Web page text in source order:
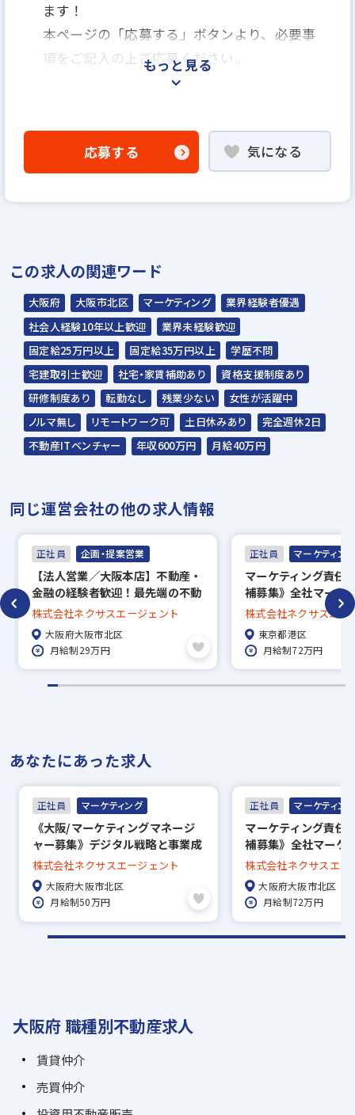
ます！
本ページの「応募する」ボタンより、必要事
項をご記入の上ご応募ください。
「応募する」よりエントリー
WEB応募書類による書類選考
▼
内定
☆入社時期は相談に応じます。現在、在職中
の方も積極的にご応募ください。
☆応募の秘密は厳守いたします。
もっと見る
応募する 気になる
この求人の関連ワード
大阪府 大阪市北区 マーケティング
業界経験者優遇
社会人経験10年以上歓迎
業界未経験歓迎
固定給25万円以上
固定給35万円以上
学歴不問
宅建取引士歓迎
社宅・家賃補助あり
資格支援制度あり
研修制度あり
転勤なし 残業少ない
女性が活躍中
ノルマ無し
リモートワーク可 土日休みあり
完全週休2日
不動産ITベンチャー
年収600万円 月給40万円
同じ運営会社の他の求人情報
正社員 企画・提案営業
【法⼈営業／⼤阪本店】不動産‧
⾦融の経験者歓迎！最先端の不動
産DXシステムを武器に市場を動
かす営業職
株式会社ネクサスエージェント
大阪府大阪市北区
月給制29万円
正社員 マーケティング
マーケティング責任
補募集》全社マーケ
統括/上流戦略と組
年で売上⾼200億円超
株式会社ネクサスエー
東京都港区
月給制72万円
あなたにあった求人
正社員 マーケティング
《大阪/マーケティングマネージ
ャー募集》デジタル戦略と事業成
⻑の牽引/創業10年で売上⾼200
億円超
株式会社ネクサスエージェント
大阪府大阪市北区
月給制50万円
正社員 マーケティング
マーケティング責任
補募集》全社マーケ
統括/上流戦略と組
年で売上⾼200億円超
株式会社ネクサスエー
大阪府大阪市北区
月給制72万円
大阪府 職種別不動産求人
賃貸仲介
売買仲介